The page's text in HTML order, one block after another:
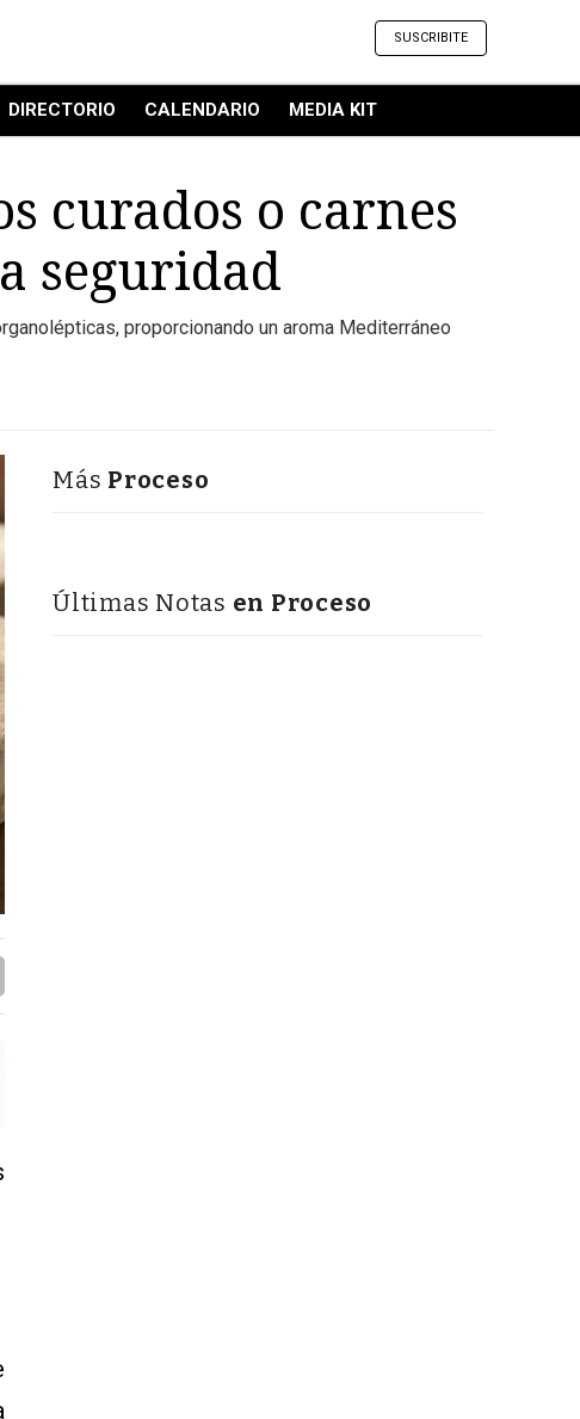
SUSCRIBITE
DIRECTORIO CALENDARIO MEDIA KIT
curados o carnes
seguridad
proporcionando un aroma Mediterráneo
Más Proceso
Últimas Notas en Proceso